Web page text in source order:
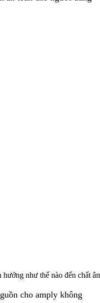
như thế nào đến chất
cho amply không